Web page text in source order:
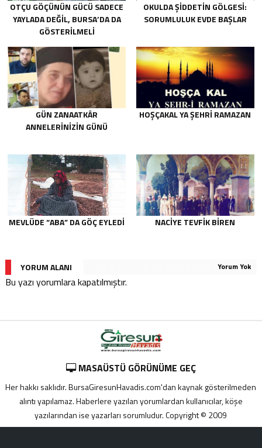
OTÇU GÖÇÜNÜN GÜCÜ SADECE
YAYLADA DEĞIL, BURSA’DA DA
GÖSTERILMELI
OKULDA ŞIDDETIN GÖLGESI:
SORUMLULUK EVDE BAŞLAR
GÜN ZANAATKÂR
ANNELERİNİZİN GÜNÜ
HOŞÇAKAL YA ŞEHRİ RAMAZAN
MEVLÜDE “ABA” DA GÖÇ EYLEDI NACIYE TEVFIK BIREN
YORUM ALANI Yorum Yok
Bu yazı yorumlara kapatılmıştır.
MASAÜSTÜ GÖRÜNÜME GEÇ
Her hakkı saklıdır. BursaGiresunHavadis.com'dan kaynak gösterilmeden
alıntı yapılamaz. Haberlere yazılan yorumlardan kullanıcılar, köşe
yazılarından ise yazarları sorumludur. Copyright © 2009